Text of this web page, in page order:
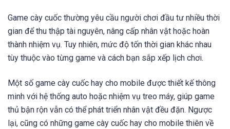
Game cày cuốc thường yêu cầu người chơi đầu tư nhiều thời
gian để thu thập tài nguyên, nâng cấp nhân vật hoặc hoàn
thành nhiệm vụ. Tuy nhiên, mức độ tốn thời gian khác nhau
tùy thuộc vào từng game và cách bạn sắp xếp lịch chơi.
Một số game cày cuốc hay cho mobile được thiết kế thông
minh với hệ thống auto hoặc nhiệm vụ treo máy, giúp game
thủ bận rộn vẫn có thể phát triển nhân vật đều đặn. Ngược
lại, cũng có những game cày cuốc hay cho mobile thiên về